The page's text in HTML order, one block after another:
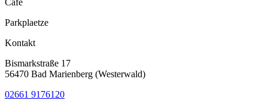
Parkplaetze
Kontakt
Bismarkstraße 17
56470 Bad Marienberg (Westerwald)
02661 9176120